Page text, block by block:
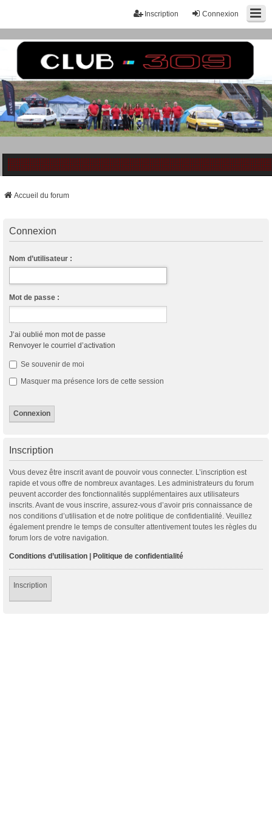
Connexion
Inscription
Accueil du forum
Connexion
Nom d’utilisateur :
Mot de passe :
J’ai oublié mon mot de passe
Renvoyer le courriel d’activation
Se souvenir de moi
Masquer ma présence lors de cette session
Inscription
Vous devez être inscrit avant de pouvoir vous connecter. L’inscription est
rapide et vous offre de nombreux avantages. Les administrateurs du forum
peuvent accorder des fonctionnalités supplémentaires aux utilisateurs
inscrits. Avant de vous inscrire, assurez-vous d’avoir pris connaissance de
nos conditions d’utilisation et de notre politique de confidentialité. Veuillez
également prendre le temps de consulter attentivement toutes les règles du
forum lors de votre navigation.
Conditions d’utilisation | Politique de confidentialité
Inscription